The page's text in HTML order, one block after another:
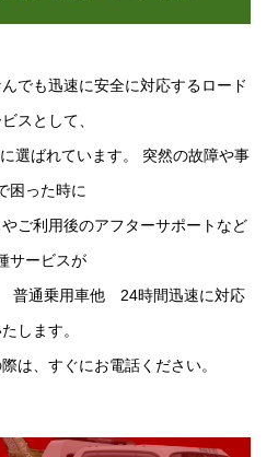
でも迅速に安全に対応するロード
スとして、
選ばれています。 突然の故障や事
困った時に
ご利用後のアフターサポートなど
サービスが
普通乗用車他 24時間迅速に対応
します。
は、すぐにお電話ください。